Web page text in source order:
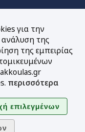
για την
της
της εμπειρίας
περισσότερα